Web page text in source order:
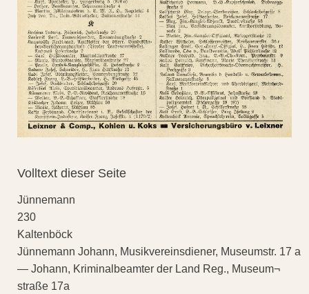
Volltext dieser Seite
Jünnemann
230
Kaltenböck
Jünnemann Johann, Musikvereinsdiener, Museumstr. 17 a
— Johann, Kriminalbeamter der Land Reg., Museum¬
straße 17a